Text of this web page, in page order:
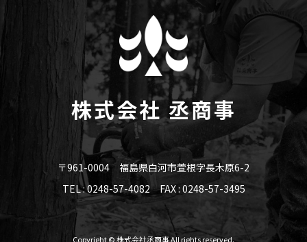
株式会社 丞商事
〒961-0004 福島県白河市萱根字長木原6-2
TEL : 0248-57-4082 FAX : 0248-57-3495
Copyright © 株式会社丞商事 All rights reserved.